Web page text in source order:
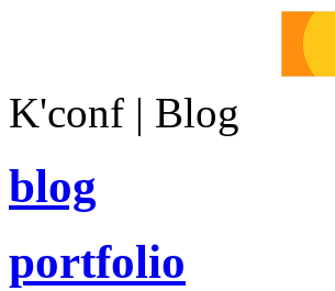
K'conf | Blog
blog
portfolio